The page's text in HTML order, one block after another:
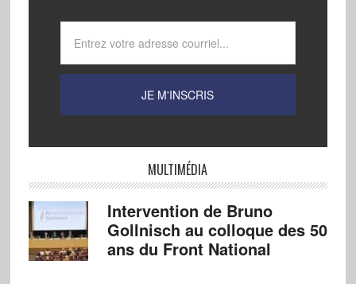
MULTIMÉDIA
Intervention de Bruno
Gollnisch au colloque des 50
ans du Front National